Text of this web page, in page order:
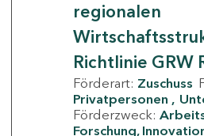
regionalen
Richtlinie GRW
Förderart: Zuschuss
Privatpersonen
Förderzweck:
Forschung,